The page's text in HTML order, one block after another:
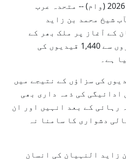
ابوظہبی، 18 فروری، 2026 (وام) -- متحدہ عرب
شیخ محمد بن زاید
کے آغاز پر ملک بھر کے
اصلاحی و تعزیری اداروں سے 1,440 قیدیوں کی
ہے۔
کی سزاؤں کے نتیجے میں
ادائیگی کی ذمہ داری بھی
رہائی کے بعد انہیں اور ان
دشواری کا سامنا نہ
زاید النہیان کی انسان